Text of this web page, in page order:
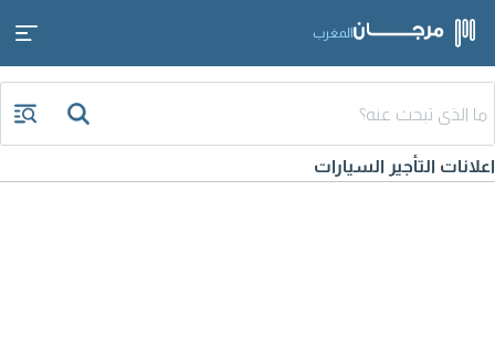
المغرب
اعلانات التأجير السيارات